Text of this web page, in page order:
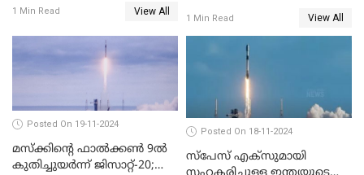
1 Min Read View All
ഈ മാസം 21ന് കൊച്ചിയിൽ
ആരംഭിക്കും
1 Min Read View All
Posted On 19-11-2024
മസ്‌ക്കിന്റെ ഫാല്‍ക്കണ്‍ 9ൽ
കുതിച്ചുയർന്ന് ജിസാറ്റ്-20;
Posted On 18-11-2024
സ്‌പേസ് എക്‌സുമായി